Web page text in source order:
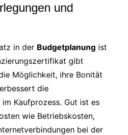
und
in der Budgetplanungist
gibt
Möglichkeit, ihre Bonität
die
Kaufprozess. Gut ist es
wie Betriebskosten,
bei der